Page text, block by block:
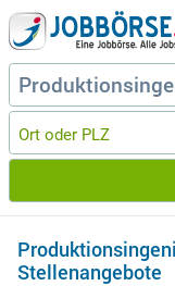
Stellenangebote